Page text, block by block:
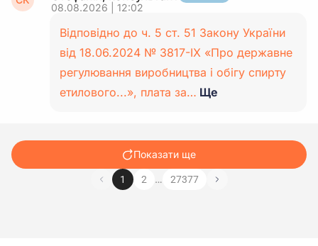
08.08.2026 | 12:02
Відповідно до ч. 5 ст. 51 Закону України
від 18.06.2024 № 3817-IX «Про державне
регулювання виробництва і обігу спирту
етилового...», плата за… Ще
Показати ще
1 2 … 27377